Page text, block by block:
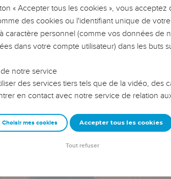
VOTRES ?
leur foi ou leur vision. Mais on voit
traversés, alors même que ce sont
reviennent sur les erreurs
plus de sagesse afin que leurs erreurs
une équipe, un groupe ou une famille,
« Accepter tous les cookies », vous acceptez
des cookies ou l'identifiant unique de
caractère personnel (comme vos données de
dans votre compte utilisateur) dans les buts
notre service
des services tiers tels que de la vidéo, des
en contact avec notre service de relation
Choisir mes cookies Accepter tous les cookies
Tout refuser